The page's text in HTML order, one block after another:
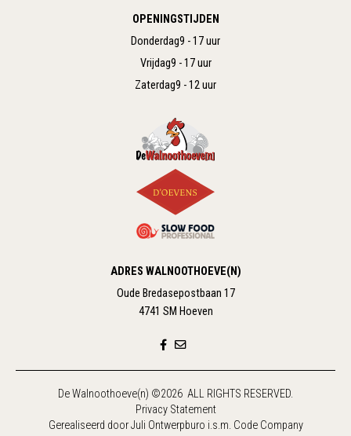
OPENINGSTIJDEN
Donderdag9 - 17 uur
Vrijdag9 - 17 uur
Zaterdag9 - 12 uur
ADRES WALNOOTHOEVE(N)
Oude Bredasepostbaan 17
4741 SM Hoeven
De Walnoothoeve(n) ©2026 ALL RIGHTS RESERVED.
Privacy Statement
Gerealiseerd doorJuli Ontwerpburo i.s.m. Code Company